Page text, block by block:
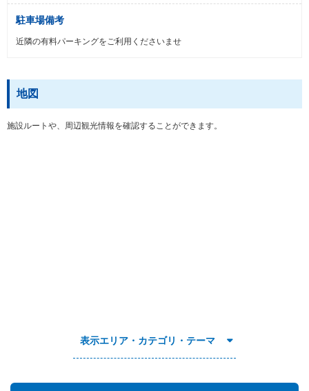
駐車場備考
近隣の有料パーキングをご利用くださいませ
地図
施設ルートや、周辺観光情報を確認することができます。
表示エリア・カテゴリ・テーマ